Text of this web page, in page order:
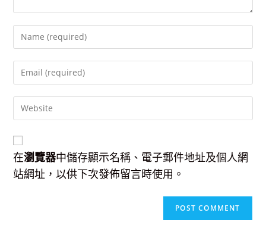
your
username
to
comment
your
address
toyour
(optional)
在瀏覽器中儲存顯示名稱、電子郵件地址及個人網
站網址，以供下次發佈留言時使用。